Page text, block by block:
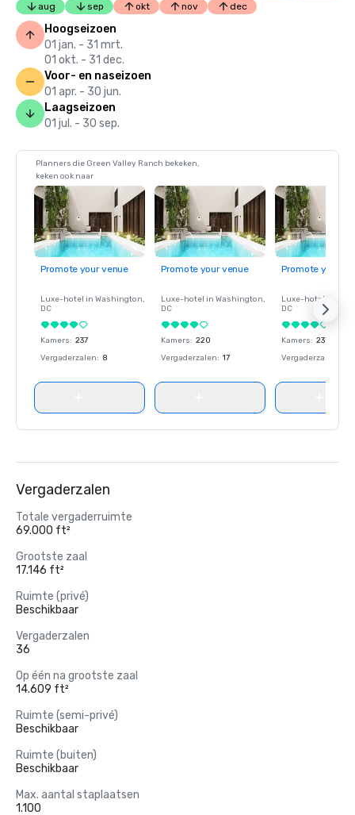
aug
sep okt nov dec
Hoogseizoen
01 jan. - 31 mrt.
01 okt. - 31 dec.
Voor- en naseizoen
01 apr. - 30 jun.
Laagseizoen
01 jul. - 30 sep.
Planners die Green Valley Ranch bekeken,
keken ook naar
Promote your venue
Luxe-hotel in Washington,
DC
Kamers: 237
Vergaderzalen: 8
Promote your venue
Luxe-hotel in Washington,
DC
Kamers: 220
Vergaderzalen: 17
Promote your
Luxe-hotel in
DC
Kamers: 237
Vergaderzalen
Vergaderzalen
Totale vergaderruimte
69.000 ft²
Grootste zaal
17.146 ft²
Ruimte (privé)
Beschikbaar
Vergaderzalen
36
Op één na grootste zaal
14.609 ft²
Ruimte (semi-privé)
Beschikbaar
Ruimte (buiten)
Beschikbaar
Max. aantal staplaatsen
1.100